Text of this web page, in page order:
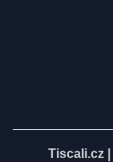
Tiscali.cz